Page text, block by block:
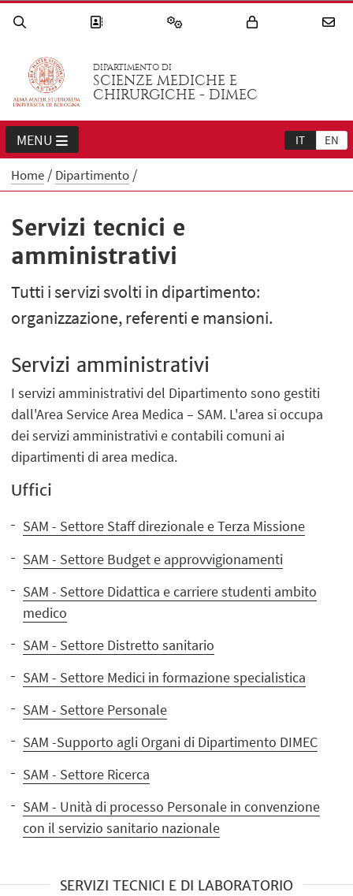
DIPARTIMENTO DI
SCIENZE MEDICHE E
CHIRURGICHE - DIMEC
IT EN
MENU
Home Dipartimento
Servizi tecnici e
amministrativi
Tutti i servizi svolti in dipartimento:
organizzazione, referenti e mansioni.
Servizi amministrativi
I servizi amministrativi del Dipartimento sono gestiti
dall'Area Service Area Medica – SAM. L'area si occupa
dei servizi amministrativi e contabili comuni ai
dipartimenti di area medica.
Uffici
SAM - Settore Staff direzionale e Terza Missione
SAM - Settore Budget e approvvigionamenti
SAM - Settore Didattica e carriere studenti ambito
medico
SAM - Settore Distretto sanitario
SAM - Settore Medici in formazione specialistica
SAM - Settore Personale
SAM -Supporto agli Organi di Dipartimento DIMEC
SAM - Settore Ricerca
SAM - Unità di processo Personale in convenzione
con il servizio sanitario nazionale
SERVIZI TECNICI E DI LABORATORIO